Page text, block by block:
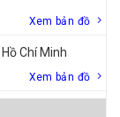
Xem bản đồ
Chí Minh
Xem bản đồ